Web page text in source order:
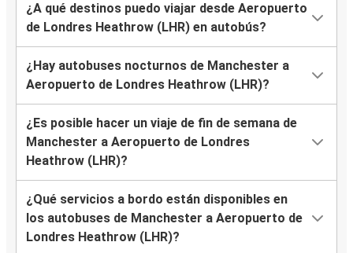
¿A qué destinos puedo viajar desde Aeropuerto
de Londres Heathrow (LHR) en autobús?
¿Hay autobuses nocturnos de Manchester a
Aeropuerto de Londres Heathrow (LHR)?
¿Es posible hacer un viaje de fin de semana de
Manchester a Aeropuerto de Londres
Heathrow (LHR)?
¿Qué servicios a bordo están disponibles en
los autobuses de Manchester a Aeropuerto de
Londres Heathrow (LHR)?